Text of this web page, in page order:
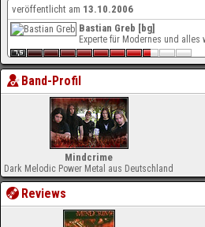
veröffentlicht am 13.10.2006
Bastian Greb [bg]
Experte für Modernes und
Band-Profil
Mindcrime
Dark Melodic Power Metal aus Deutschland
Reviews